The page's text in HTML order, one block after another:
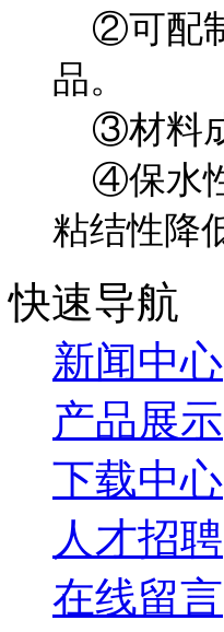
②可配制
品。
③材料成
④保水性
粘结性降
快速导航
新闻中心
产品展示
下载中心
人才招聘
在线留言